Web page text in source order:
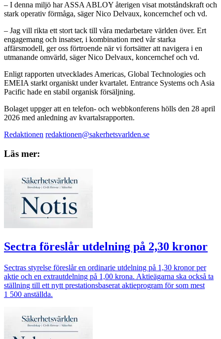
– I denna miljö har ASSA ABLOY återigen visat motståndskraft och
stark operativ förmåga, säger Nico Delvaux, koncernchef och vd.
– Jag vill rikta ett stort tack till våra medarbetare världen över. Ert
engagemang och insatser, i kombination med vår starka
affärsmodell, ger oss förtroende när vi fortsätter att navigera i en
utmanande omvärld, säger Nico Delvaux, koncernchef och vd.
Enligt rapporten utvecklades Americas, Global Technologies och
EMEIA starkt organiskt under kvartalet. Entrance Systems och Asia
Pacific hade en stabil organisk försäljning.
Bolaget uppger att en telefon- och webbkonferens hölls den 28 april
2026 med anledning av kvartalsrapporten.
Redaktionen redaktionen@sakerhetsvarlden.se
Läs mer:
Sectra föreslår utdelning på 2,30 kronor
Sectras styrelse föreslår en ordinarie utdelning på 1,30 kronor per
aktie och en extrautdelning på 1,00 krona. Aktieägarna ska också ta
ställning till ett nytt prestationsbaserat aktieprogram för som mest
1 500 anställda.